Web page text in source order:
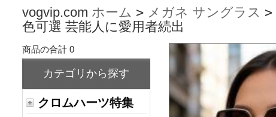
vogvip.com ホーム > メガネ サングラス >
色可選 芸能人に愛用者続出
商品の合計 0
カテゴリから探す
クロムハーツ特集